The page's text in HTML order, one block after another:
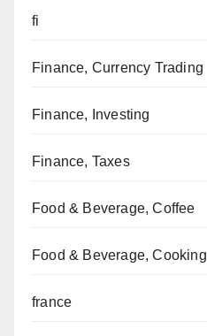
fi
Finance, Currency Trading
Finance, Investing
Finance, Taxes
Food & Beverage, Coffee
Food & Beverage, Cooking
france